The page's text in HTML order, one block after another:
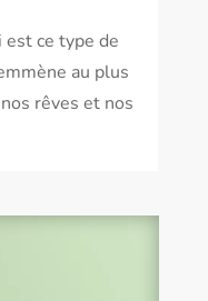
ce type de
au plus
rêves et nos